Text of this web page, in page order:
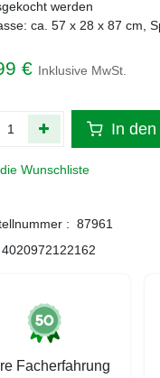
werden
ca. 57 x 28 x 87 cm,
€ Inklusive MwSt.
In
Wunschliste
: 87961
4020972122162
Facherfahrung